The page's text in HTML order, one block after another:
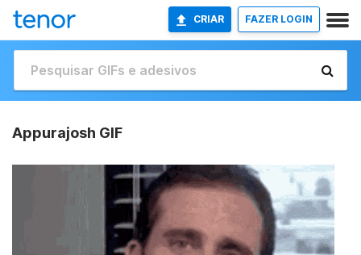
CRIAR FAZER LOGIN
Appurajosh GIF